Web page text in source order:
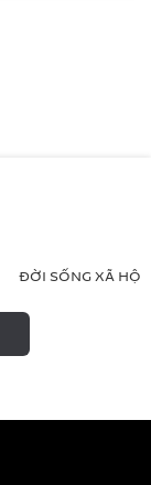
ĐỜI SỐNG XÃ HỘI